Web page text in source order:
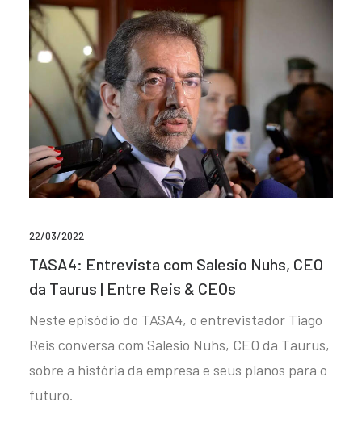
22/03/2022
TASA4: Entrevista com Salesio Nuhs, CEO
da Taurus | Entre Reis & CEOs
Neste episódio do TASA4, o entrevistador Tiago
Reis conversa com Salesio Nuhs, CEO da Taurus,
sobre a história da empresa e seus planos para o
futuro.